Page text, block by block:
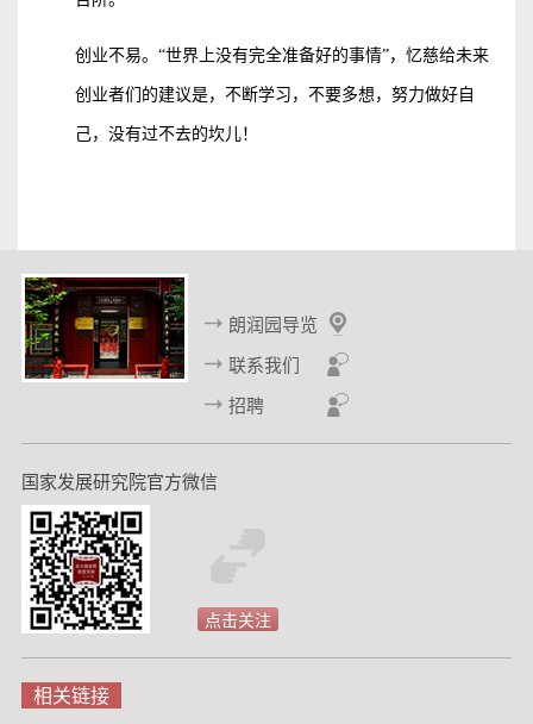
创业不易。“世界上没有完全准备好的事情”，忆慈给未来
创业者们的建议是，不断学习，不要多想，努力做好自
己，没有过不去的坎儿！
朗润园导览
联系我们
招聘
国家发展研究院官方微信
点击关注
相关链接